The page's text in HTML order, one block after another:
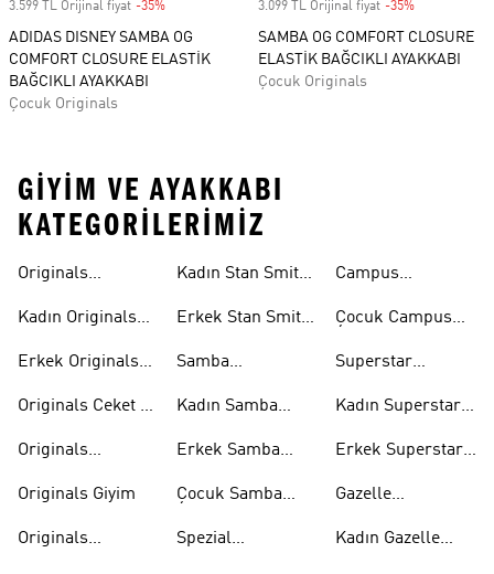
3.599 TL Orijinal fiyat -35%
ADIDAS DISNEY SAMBA OG
COMFORT CLOSURE ELASTİK
BAĞCIKLI AYAKKABI
Çocuk Originals
3.099 TL Orijinal fiyat -35%
SAMBA OG COMFORT CLOSURE
ELASTİK BAĞCIKLI AYAKKABI
Çocuk Originals
GIYIM VE AYAKKABI
KATEGORILERIMIZ
Originals
Kadın Originals
Erkek Originals
Originals Ceket &
Originals
Originals Giyim
Originals
Kadın Stan Smith
Erkek Stan Smith
Samba
Kadın Samba
Erkek Samba
Çocuk Samba
Spezial
Campus
Çocuk Campus
Superstar
Kadın Superstar
Erkek Superstar
Gazelle
Kadın Gazelle